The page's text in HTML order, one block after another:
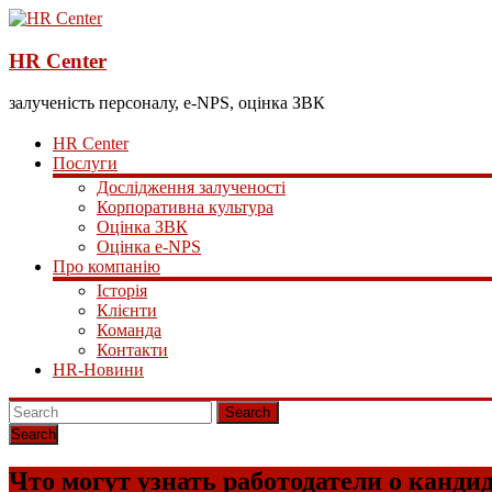
HR Center
залученість персоналу, e-NPS, оцінка ЗВК
HR Center
Послуги
Дослідження залученості
Корпоративна культура
Оцінка ЗВК
Оцінка e-NPS
Про компанію
Історія
Клієнти
Команда
Контакти
HR-Новини
Search
Что могут узнать работодатели о